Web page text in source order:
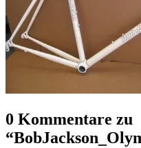
0 Kommentare zu
“